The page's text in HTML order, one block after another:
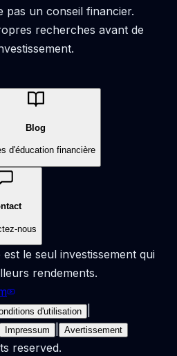
pas un conseil financier.
recherches avant de
Blog
d'éducation financière
nous
le seul investissement qui
rendements.
d'utilisation
Impressum Avertissement
reserved.